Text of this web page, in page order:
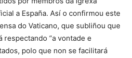
a España. Así o confirmou este
do Vaticano, que subliñou que
respectando “a vontade e
polo que non se facilitará